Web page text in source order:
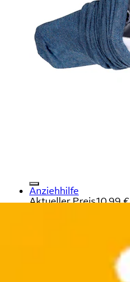
Anziehhilfe
Aktueller Preis10,99 €